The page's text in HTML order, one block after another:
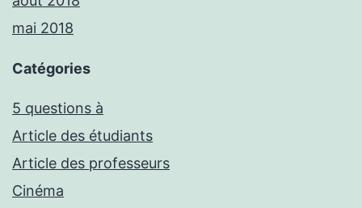
mai 2018
Catégories
5 questions à
Article des étudiants
Article des professeurs
Cinéma